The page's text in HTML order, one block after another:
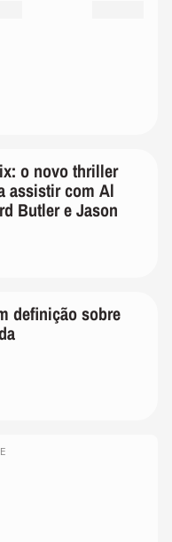
o novo thriller
assistir com Al
Butler e Jason
definição sobre